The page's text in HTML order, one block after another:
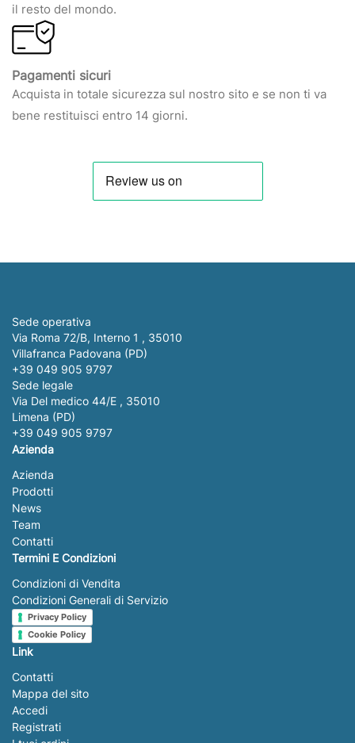
il resto del mondo.
Pagamenti sicuri
Acquista in totale sicurezza sul nostro sito e se non ti va
bene restituisci entro 14 giorni.
Sede operativa
Via Roma 72/B, Interno 1 , 35010
Villafranca Padovana (PD)
+39 049 905 9797
Sede legale
Via Del medico 44/E , 35010
Limena (PD)
+39 049 905 9797
Azienda
Azienda
Prodotti
News
Team
Contatti
Termini E Condizioni
Condizioni di Vendita
Condizioni Generali di Servizio
Privacy Policy
Cookie Policy
Link
Contatti
Mappa del sito
Accedi
Registrati